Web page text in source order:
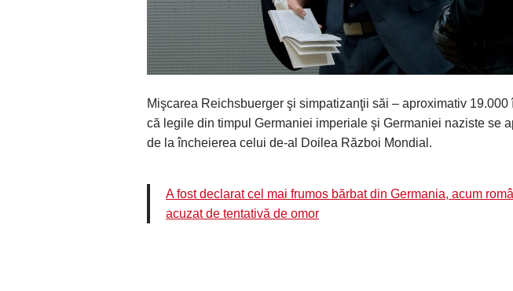
Mişcarea Reichsbuerger şi simpatizanţii săi – aproximativ 19.000
că legile din timpul Germaniei imperiale şi Germaniei naziste se
de la încheierea celui de-al Doilea Război Mondial.
A fost declarat cel mai frumos bărbat din Germania, acum
acuzat de tentativă de omor